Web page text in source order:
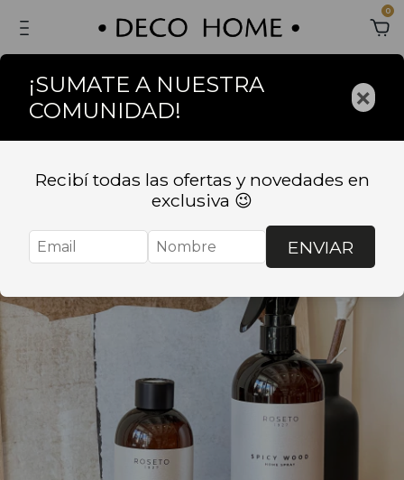
0
¡SUMATE A NUESTRA
COMUNIDAD!
×
Recibí todas las ofertas y novedades en
exclusiva 😉
ENVIAR